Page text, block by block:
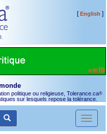
[English ]
politique ou religieuse, Tolerance.ca®
sur lesquels repose la tolérance.
Toggle